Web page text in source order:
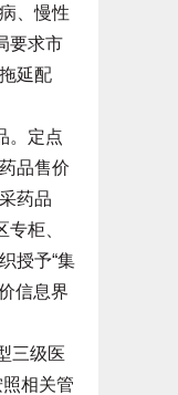
、慢性
要求市
延配
。定点
品售价
药品
柜、
授予“集
信息界
三级医
相关管